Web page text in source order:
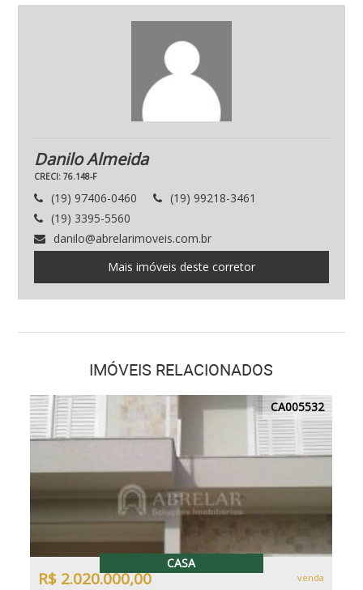
Danilo Almeida
CRECI: 76.148-F
(19) 97406-0460
(19) 99218-3461
(19) 3395-5560
danilo@abrelarimoveis.com.br
Mais imóveis deste corretor
IMÓVEIS RELACIONADOS
CA005532
CASA
R$ 2.020.000,00 venda